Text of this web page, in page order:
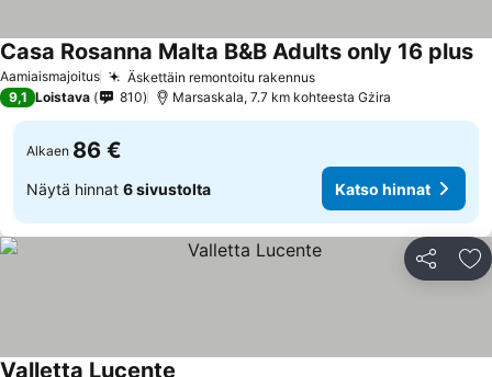
Aamiaismajoitus Äskettäin remontoitu rakennus
Casa Rosanna Malta B&B Adults only 16 plus
9,1 Loistava 810 Marsaskala, 7.7 km kohteesta Gżira
Alkaen 86 €
Näytä hinnat 6 sivustolta Katso hinnat
Jaa
Valletta Lucente